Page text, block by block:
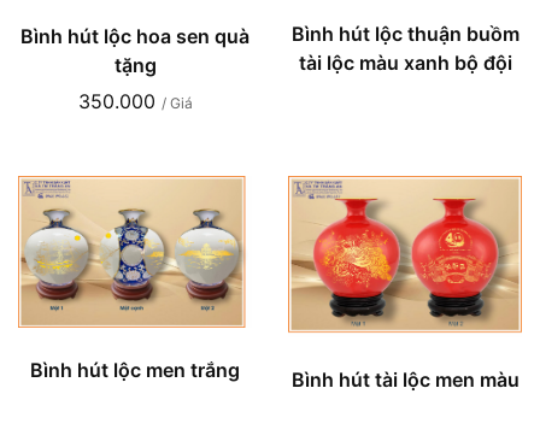
Bình hút lộc hoa sen quà
tặng
350.000 / Giá
Bình hút lộc thuận buồm
tài lộc màu xanh bộ đội
Bình hút lộc men trắng Bình hút tài lộc men màu